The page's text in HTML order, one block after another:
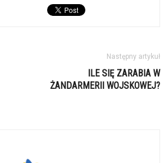
Następny artykuł
ILE SIĘ ZARABIA W
ŻANDARMERII WOJSKOWEJ?